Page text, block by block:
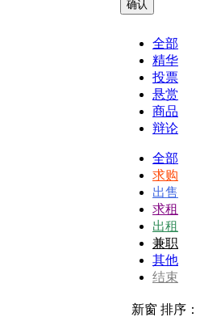
确认
全部
精华
投票
悬赏
商品
辩论
全部
求购
出售
求租
出租
兼职
其他
结束
新窗 排序：